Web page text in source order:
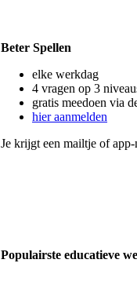
Beter Spellen
elke werkdag
4 vragen op 3
gratis meedoen via
hier aanmelden
Je krijgt een mailtje of
Populairste educatieve